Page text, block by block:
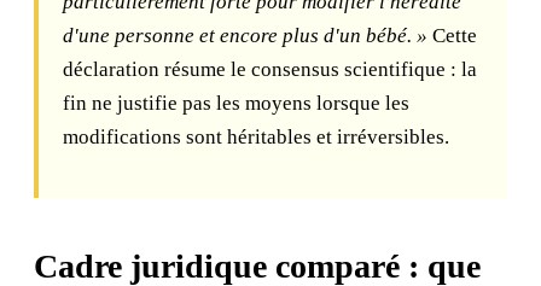
d'une personne et encore plus d'un bébé. » Cette
déclaration résume le consensus scientifique : la
fin ne justifie pas les moyens lorsque les
modifications sont héritables et irréversibles.
Cadre juridique comparé : que